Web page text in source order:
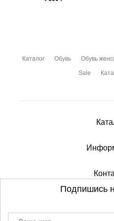
Каталог Обувь Обувь
Sale
Подпишись